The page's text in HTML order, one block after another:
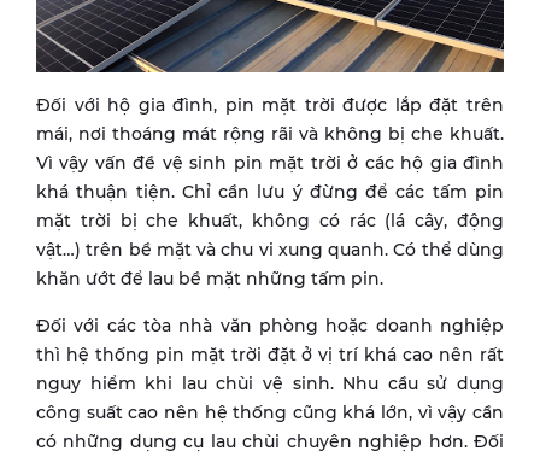
Đối với hộ gia đình, pin mặt trời được lắp đặt trên
mái, nơi thoáng mát rộng rãi và không bị che khuất.
Vì vậy vấn đề vệ sinh pin mặt trời ở các hộ gia đình
khá thuận tiện. Chỉ cần lưu ý đừng để các tấm pin
mặt trời bị che khuất, không có rác (lá cây, động
vật…) trên bề mặt và chu vi xung quanh. Có thể dùng
khăn ướt để lau bề mặt những tấm pin.
Đối với các tòa nhà văn phòng hoặc doanh nghiệp
thì hệ thống pin mặt trời đặt ở vị trí khá cao nên rất
nguy hiểm khi lau chùi vệ sinh. Nhu cầu sử dụng
công suất cao nên hệ thống cũng khá lớn, vì vậy cần
có những dụng cụ lau chùi chuyên nghiệp hơn. Đối